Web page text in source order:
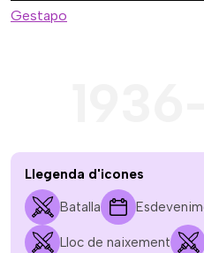
Gestapo
Llegenda d'icones
Batalla
Lloc de naixement